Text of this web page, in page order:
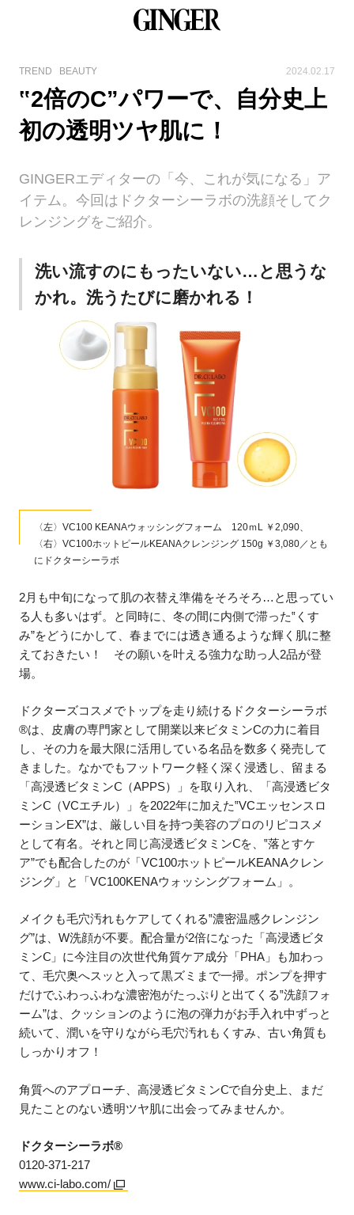
TREND BEAUTY 2024.02.17
‟2倍のC”パワーで、自分史上
初の透明ツヤ肌に！
GINGERエディターの「今、これが気になる」ア
イテム。今回はドクターシーラボの洗顔そしてク
レンジングをご紹介。
洗い流すのにもったいない…と思うな
かれ。洗うたびに磨かれる！
〈左〉VC100 KEANAウォッシングフォーム 120ｍL ￥2,090、
〈右〉VC100ホットピールKEANAクレンジング 150g ￥3,080／とも
にドクターシーラボ
2月も中旬になって肌の衣替え準備をそろそろ…と思ってい
る人も多いはず。と同時に、冬の間に内側で滞った‟くす
み”をどうにかして、春までには透き通るような輝く肌に整
えておきたい！ その願いを叶える強力な助っ人2品が登
場。
ドクターズコスメでトップを走り続けるドクターシーラボ
®は、皮膚の専門家として開業以来ビタミンCの力に着目
し、その力を最大限に活用している名品を数多く発売して
きました。なかでもフットワーク軽く深く浸透し、留まる
「高浸透ビタミンⅭ（APPS）」を取り入れ、「高浸透ビタ
ミンⅭ（VCエチル）」を2022年に加えた‟VCエッセンスロ
ーションEX”は、厳しい目を持つ美容のプロのリピコスメ
として有名。それと同じ高浸透ビタミンⅭを、‟落とすケ
ア”でも配合したのが「VC100ホットピールKEANAクレン
ジング」と「VC100KENAウォッシングフォーム」。
メイクも毛穴汚れもケアしてくれる‟濃密温感クレンジン
グ”は、W洗顔が不要。配合量が2倍になった「高浸透ビタ
ミンⅭ」に今注目の次世代角質ケア成分「PHA」も加わっ
て、毛穴奥へスッと入って黒ズミまで一掃。ポンプを押す
だけでふわっふわな濃密泡がたっぷりと出てくる‟洗顔フォ
ーム”は、クッションのように泡の弾力がお手入れ中ずっと
続いて、潤いを守りながら毛穴汚れもくすみ、古い角質も
しっかりオフ！
角質へのアプローチ、高浸透ビタミンⅭで自分史上、まだ
見たことのない透明ツヤ肌に出会ってみませんか。
ドクターシーラボ®
0120-371-217
www.ci-labo.com/